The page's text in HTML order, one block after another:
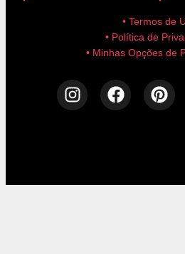
• Termos de
• Política de
• Minhas Opções de